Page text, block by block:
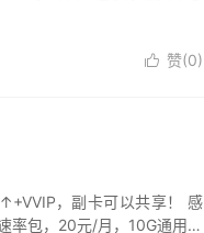
 赞(0)
，副卡可以共享！ 感
率包，20元/月，10G通用流